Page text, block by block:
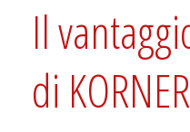
Il
di KORNER